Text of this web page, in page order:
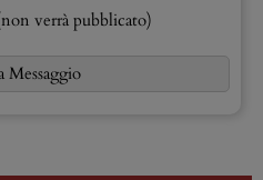
verrà pubblicato)